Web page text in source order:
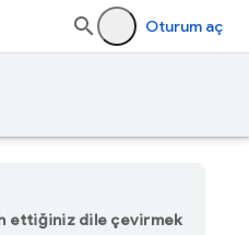
Oturum aç
ettiğiniz dile çevirmek